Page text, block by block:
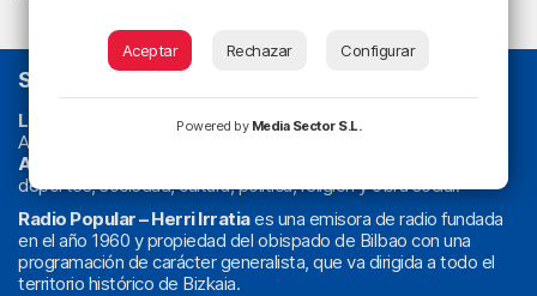
SOBRE NOSOTROS
La radio sin cadenas. Desde 1960 haciendo radio en Bilbao.
Actualidad y
Athletic
deportes, sociedad, cultura, política, religión y obra social.
Radio Popular – Herri Irratiaes una emisora de radio fundada
en el año 1960 y propiedad del obispado de Bilbao con una
programación de carácter generalista, que va dirigida a todo el
territorio histórico de Bizkaia.
Aceptar Rechazar Configurar
Powered by Media Sector S.L.